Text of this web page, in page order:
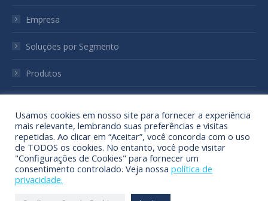
windowwindowwindow
Empresa
Soluções por Segmento
Produtos
Sustentabilidade
Contato
Usamos cookies em nosso site para fornecer a experiência
mais relevante, lembrando suas preferências e visitas
repetidas. Ao clicar em “Aceitar”, você concorda com o uso
de TODOS os cookies. No entanto, você pode visitar
"Configurações de Cookies" para fornecer um
consentimento controlado. Veja nossa política de
privacidade.